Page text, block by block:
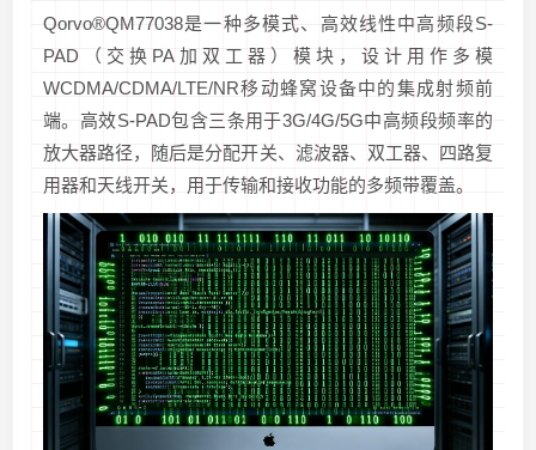
Qorvo®QM77038是一种多模式、高效线性中高频段S-
PAD（交换PA加双工器）模块，设计用作多模
WCDMA/CDMA/LTE/NR移动蜂窝设备中的集成射频前
端。高效S-PAD包含三条用于3G/4G/5G中高频段频率的
放大器路径，随后是分配开关、滤波器、双工器、四路复
用器和天线开关，用于传输和接收功能的多频带覆盖。